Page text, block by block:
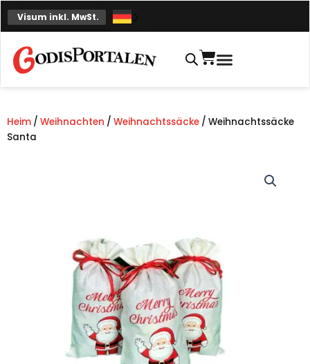
Zum
Inhalt
Visum inkl. MwSt.
Einkaufskorb
Heim / Weihnachten / Weihnachtssäcke / Weihnachtssäcke
Santa